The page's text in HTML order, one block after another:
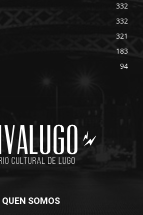
332
332
321
183
94
QUEN SOMOS